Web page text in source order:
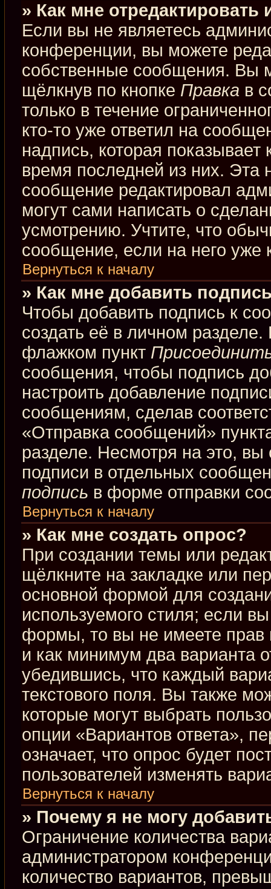
» Как мне
Если вы не являетесь
конференции, вы можете
собственные сообщения. Вы
щёлкнув по кнопке Правка в
только в течение
кто-то уже ответил на
надпись, которая показывает
время последней из них. Эта
сообщение редактировал
могут сами написать о
усмотрению. Учтите, что
сообщение, если на него уже
Вернуться к началу
» Как мне добавить
Чтобы добавить подпись к
создать её в личном
флажком пункт
сообщения, чтобы подпись
настроить добавление
сообщениям, сделав
«Отправка сообщений»
разделе. Несмотря на это,
подписи в отдельных
подпись в форме отправки
Вернуться к началу
» Как мне создать опрос?
При создании темы или
щёлкните на закладке или
основной формой для
используемого стиля; если
формы, то вы не имеете прав
и как минимум два варианта
убедившись, что каждый
текстового поля. Вы также
которые могут выбрать
опции «Вариантов ответа»,
означает, что опрос будет
пользователей изменять
Вернуться к началу
» Почему я не могу
Ограничение количества
администратором
количество вариантов,